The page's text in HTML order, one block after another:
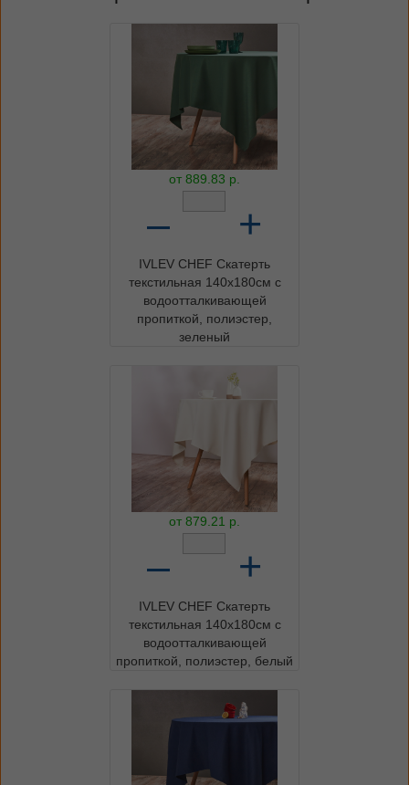
от 889.83 р.
– +
IVLEV CHEF Скатерть
текстильная 140х180см с
водоотталкивающей
пропиткой, полиэстер,
зеленый
от 879.21 р.
– +
IVLEV CHEF Скатерть
текстильная 140х180см с
водоотталкивающей
пропиткой, полиэстер, белый